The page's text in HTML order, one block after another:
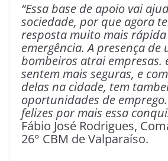
“Essa base de apoio vai
sociedade, por que agora
resposta muito mais rápida
emergência. A presença de
bombeiros atrai empresas.
sentem mais seguras, e
delas na cidade, tem
oportunidades de
felizes por mais essa
Fábio José Rodrigues,
26° CBM de Valparaíso.